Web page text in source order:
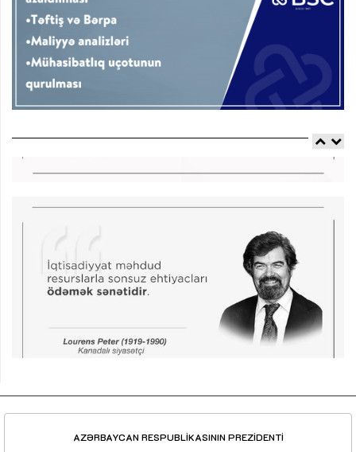
AZƏRBAYCAN RESPUBLİKASININ PREZİDENTİ